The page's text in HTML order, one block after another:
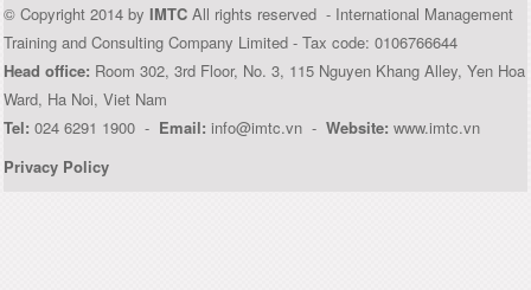
© Copyright 2014 by IMTC All rights reserved - International Management
Training and Consulting Company Limited - Tax code: 0106766644
Head office: Room 302, 3rd Floor, No. 3, 115 Nguyen Khang Alley, Yen Hoa
Ward, Ha Noi, Viet Nam
Tel: 024 6291 1900 - Email: info@imtc.vn - Website: www.imtc.vn
Privacy Policy